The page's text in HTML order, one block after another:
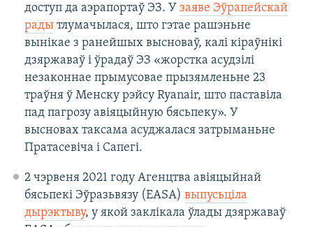
доступ да аэрапортаў ЭЗ. У заяве Эўрапейскай
радытлумачылася, што гэтае рашэньне
вынікае з ранейшых высноваў, калі кіраўнікі
дзяржаваў і ўрадаў ЭЗ «жорстка асудзілі
незаконнае прымусовае прызямленьне 23
траўня ў Менску рэйсу Ryanair, што паставіла
пад пагрозу авіяцыйную бясьпеку». У
высновах таксама асуджалася затрыманьне
Пратасевіча і Сапегі.​
2 чэрвеня 2021 году Агенцтва авіяцыйнай
бясьпекі Эўразьвязу (EASA) выпусьціла
дырэктыву, у якой заклікала ўлады дзяржаваў